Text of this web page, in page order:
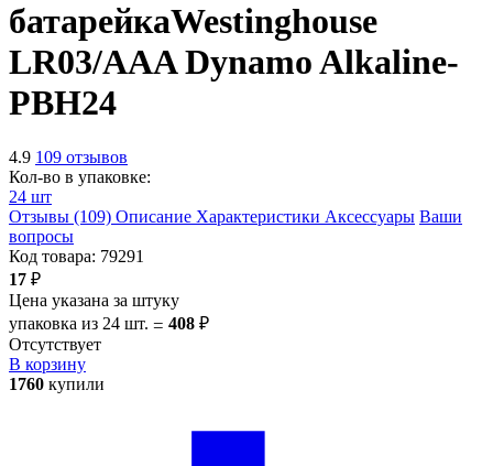
батарейкаWestinghouse
LR03/AAA Dynamo Alkaline-
PBH24
4.9 109 отзывов
Кол-во в упаковке:
24 шт
Отзывы (109) Описание Характеристики Аксессуары Ваши
вопросы
Код товара: 79291
17 ₽
Цена указана за штуку
упаковка из 24 шт. = 408 ₽
Отсутствует
В корзину
1760 купили